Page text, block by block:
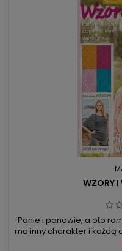
WZORY I
Panie i panowie, a oto
ma inny charakter i każdą
Uzupełnij swoją